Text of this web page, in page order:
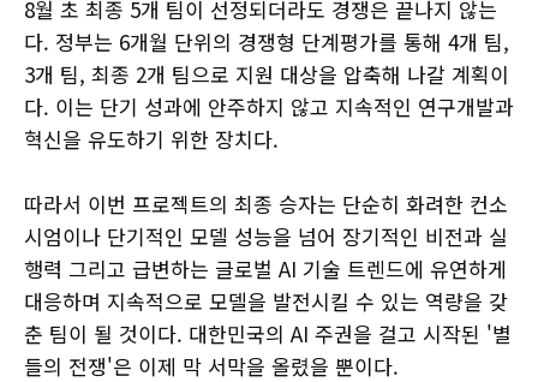
8월 초 최종 5개 팀이 선정되더라도 경쟁은 끝나지 않는
다. 정부는 6개월 단위의 경쟁형 단계평가를 통해 4개 팀,
3개 팀, 최종 2개 팀으로 지원 대상을 압축해 나갈 계획이
다. 이는 단기 성과에 안주하지 않고 지속적인 연구개발과
혁신을 유도하기 위한 장치다.
따라서 이번 프로젝트의 최종 승자는 단순히 화려한 컨소
시엄이나 단기적인 모델 성능을 넘어 장기적인 비전과 실
행력 그리고 급변하는 글로벌 AI 기술 트렌드에 유연하게
대응하며 지속적으로 모델을 발전시킬 수 있는 역량을 갖
춘 팀이 될 것이다. 대한민국의 AI 주권을 걸고 시작된 '별
들의 전쟁'은 이제 막 서막을 올렸을 뿐이다.